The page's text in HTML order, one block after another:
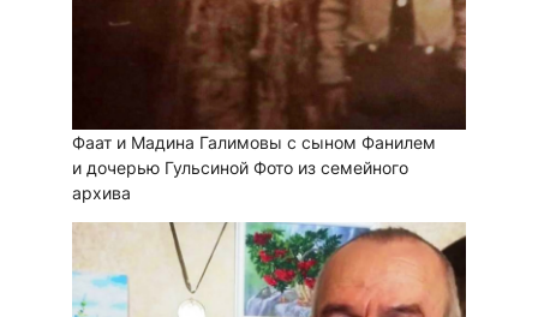
Фаат и Мадина Галимовы с сыном Фанилем
и дочерью Гульсиной Фото из семейного
архива